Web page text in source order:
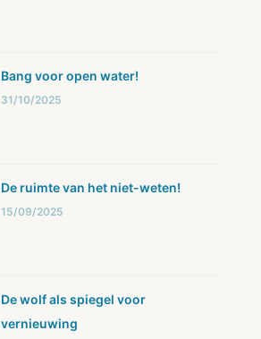
Bang voor open water!
31/10/2025
De ruimte van het niet-weten!
15/09/2025
De wolf als spiegel voor
vernieuwing